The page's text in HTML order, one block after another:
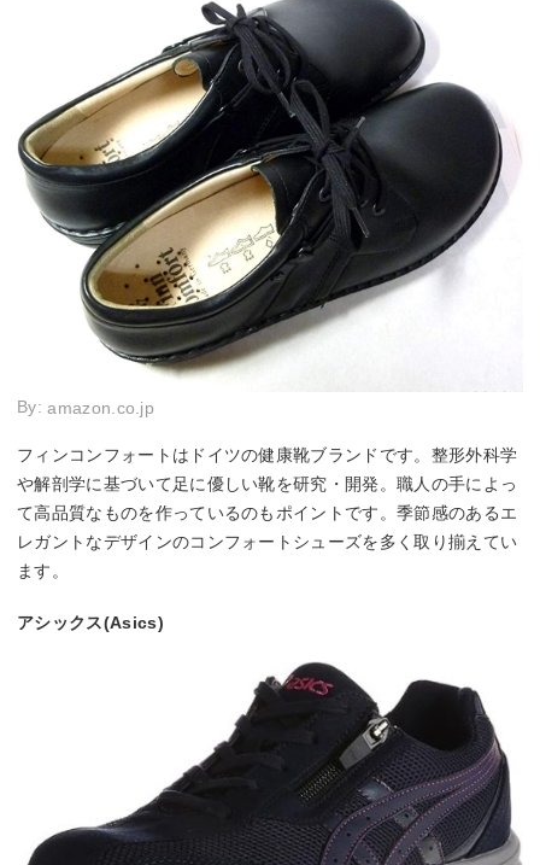
By:amazon.co.jp
フィンコンフォートはドイツの健康靴ブランドです。整形外科学
や解剖学に基づいて足に優しい靴を研究・開発。職人の手によっ
て高品質なものを作っているのもポイントです。季節感のあるエ
レガントなデザインのコンフォートシューズを多く取り揃えてい
ます。
アシックス(Asics)